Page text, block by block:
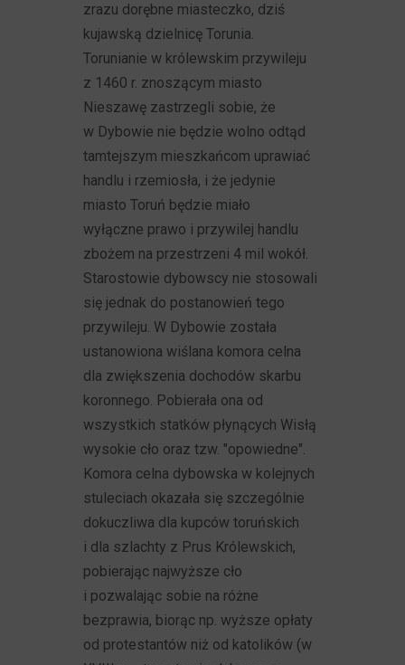
zrazu dorębne miasteczko, dziś
kujawską dzielnicę Torunia.
Torunianie w królewskim przywileju
z 1460 r. znoszącym miasto
Nieszawę zastrzegli sobie, że
w Dybowie nie będzie wolno odtąd
tamtejszym mieszkańcom uprawiać
handlu i rzemiosła, i że jedynie
miasto Toruń będzie miało
wyłączne prawo i przywilej handlu
zbożem na przestrzeni 4 mil wokół.
Starostowie dybowscy nie stosowali
się jednak do postanowień tego
przywileju. W Dybowie została
ustanowiona wiślana komora celna
dla zwiększenia dochodów skarbu
koronnego. Pobierała ona od
wszystkich statków płynących Wisłą
wysokie cło oraz tzw. "opowiedne".
Komora celna dybowska w kolejnych
stuleciach okazała się szczególnie
dokuczliwa dla kupców toruńskich
i dla szlachty z Prus Królewskich,
pobierając najwyższe cło
i pozwalając sobie na różne
bezprawia, biorąc np. wyższe opłaty
od protestantów niż od katolików (w